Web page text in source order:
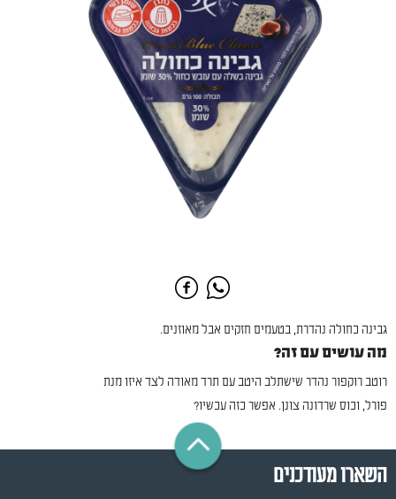
גבינה כחולה נהדרת, בטעמים חזקים אבל מאוזנים.
מה עושים עם זה?
רוטב רוקפור נהדר שישתלב היטב עם תרד מאודה לצד איזו מנת
פורל, וכוס שרדונה צונן. אפשר כזה עכשיו?
השארו מעודכנים